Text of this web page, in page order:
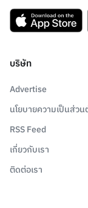
บริษัท
Advertise
นโยบายความเป็นส่วน
RSS Feed
เกี่ยวกับเรา
ติดต่อเรา